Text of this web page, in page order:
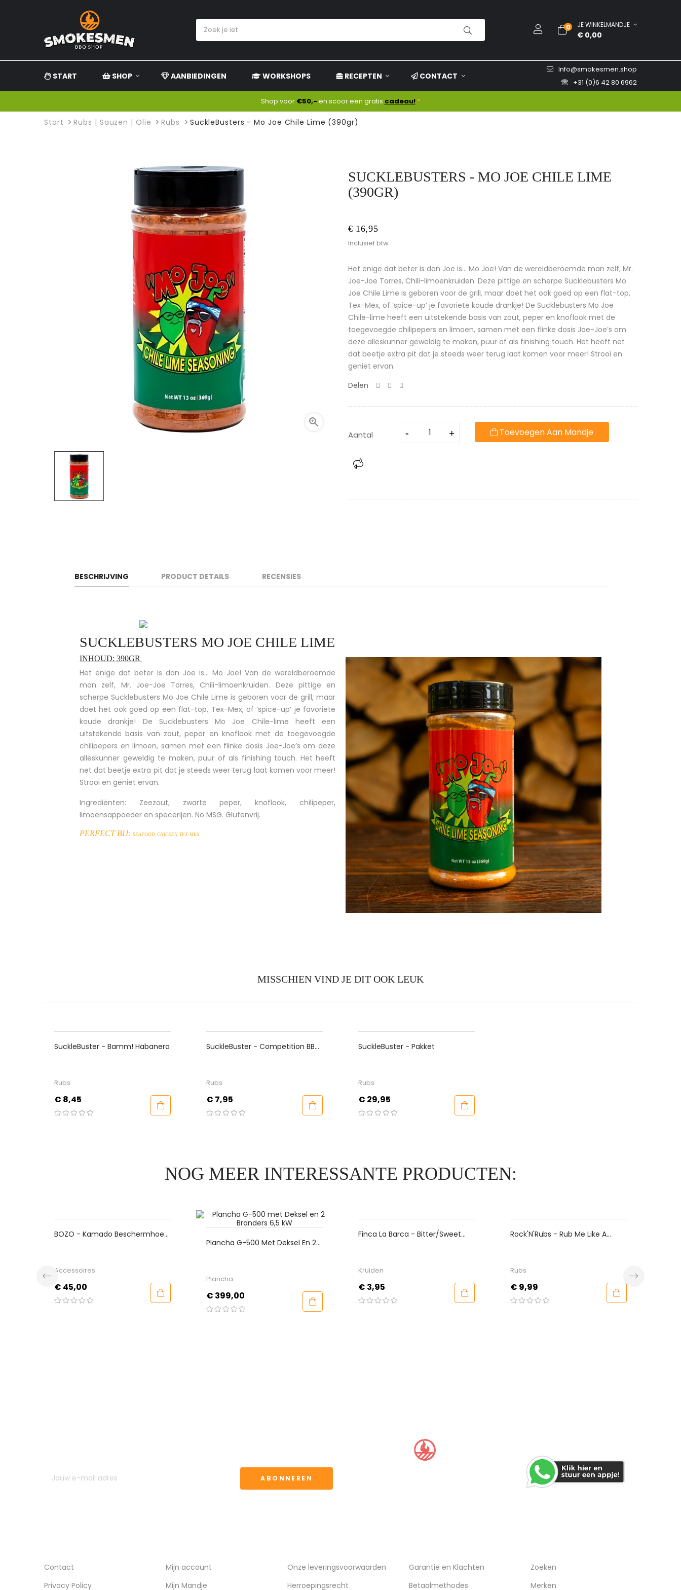
0 JE WINKELMANDJE
€ 0,00
START SHOP AANBIEDINGEN WORKSHOPS RECEPTEN CONTACT
Info@smokesmen.shop
+31 (0)6 42 80 6962
Shop voor €50,- en scoor een gratis cadeau! *
Start Rubs | Sauzen | Olie Rubs SuckleBusters - Mo Joe Chile Lime (390gr)

SUCKLEBUSTERS - MO JOE CHILE LIME
(390GR)
€ 16,95
Inclusief btw
Het enige dat beter is dan Joe is… Mo Joe! Van de wereldberoemde man zelf, Mr.
Joe-Joe Torres, Chili-limoenkruiden. Deze pittige en scherpe Sucklebusters Mo
Joe Chile Lime is ​​geboren voor de grill, maar doet het ook goed op een flat-top,
Tex-Mex, of ‘spice-up’ je favoriete koude drankje! De Sucklebusters Mo Joe
Chile-lime heeft een uitstekende basis van zout, peper en knoflook met de
toegevoegde chilipepers en limoen, samen met een flinke dosis Joe-Joe’s om
deze alleskunner geweldig te maken, puur of als finishing touch. Het heeft net
dat beetje extra pit dat je steeds weer terug laat komen voor meer! Strooi en
geniet ervan.
Delen
Aantal Toevoegen Aan Mandje
BESCHRIJVING PRODUCT DETAILS RECENSIES
SUCKLEBUSTERS MO JOE CHILE LIME
INHOUD: 390GR
Het enige dat beter is dan Joe is… Mo Joe! Van de wereldberoemde
man zelf, Mr. Joe-Joe Torres, Chili-limoenkruiden. Deze pittige en
scherpe Sucklebusters Mo Joe Chile Lime is ​​geboren voor de grill, maar
doet het ook goed op een flat-top, Tex-Mex, of ‘spice-up’ je favoriete
koude drankje! De Sucklebusters Mo Joe Chile-lime heeft een
uitstekende basis van zout, peper en knoflook met de toegevoegde
chilipepers en limoen, samen met een flinke dosis Joe-Joe’s om deze
alleskunner geweldig te maken, puur of als finishing touch. Het heeft
net dat beetje extra pit dat je steeds weer terug laat komen voor meer!
Strooi en geniet ervan.
Ingrediënten: Zeezout, zwarte peper, knoflook, chilipeper,
limoensappoeder en specerijen. No MSG. Glutenvrij.
PERFECT BIJ: SEAFOOD, CHICKEN, TEX-MEX
MISSCHIEN VIND JE DIT OOK LEUK
SuckleBuster - Bamm! Habanero
Rubs
Prijs
€ 8,45
SuckleBuster - Competition BBQ
Rubs
Prijs
€ 7,95
SuckleBuster - Pakket
Rubs
Prijs
€ 29,95
NOG MEER INTERESSANTE PRODUCTEN:
BOZO - Kamado Beschermhoes
Accessoires
Prijs
€ 45,00
Plancha G-500 Met Deksel En 2
Plancha
Prijs
€ 399,00
Finca La Barca - Bitter/Sweet
Kruiden
Prijs
€ 3,95
Rock'N'Rubs - Rub Me Like A
Rubs
Prijs
€ 9,99
ABONNEREN
Contact
Privacy Policy
Mijn account
Mijn Mandje
Onze leveringsvoorwaarden
Herroepingsrecht
Garantie en Klachten
Betaalmethodes
Zoeken
Merken